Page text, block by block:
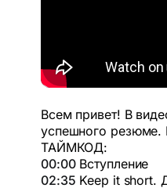
Всем привет! В
успешного резюме.
ТАЙМКОД:
00:00Вступление
02:35 Keep it short.